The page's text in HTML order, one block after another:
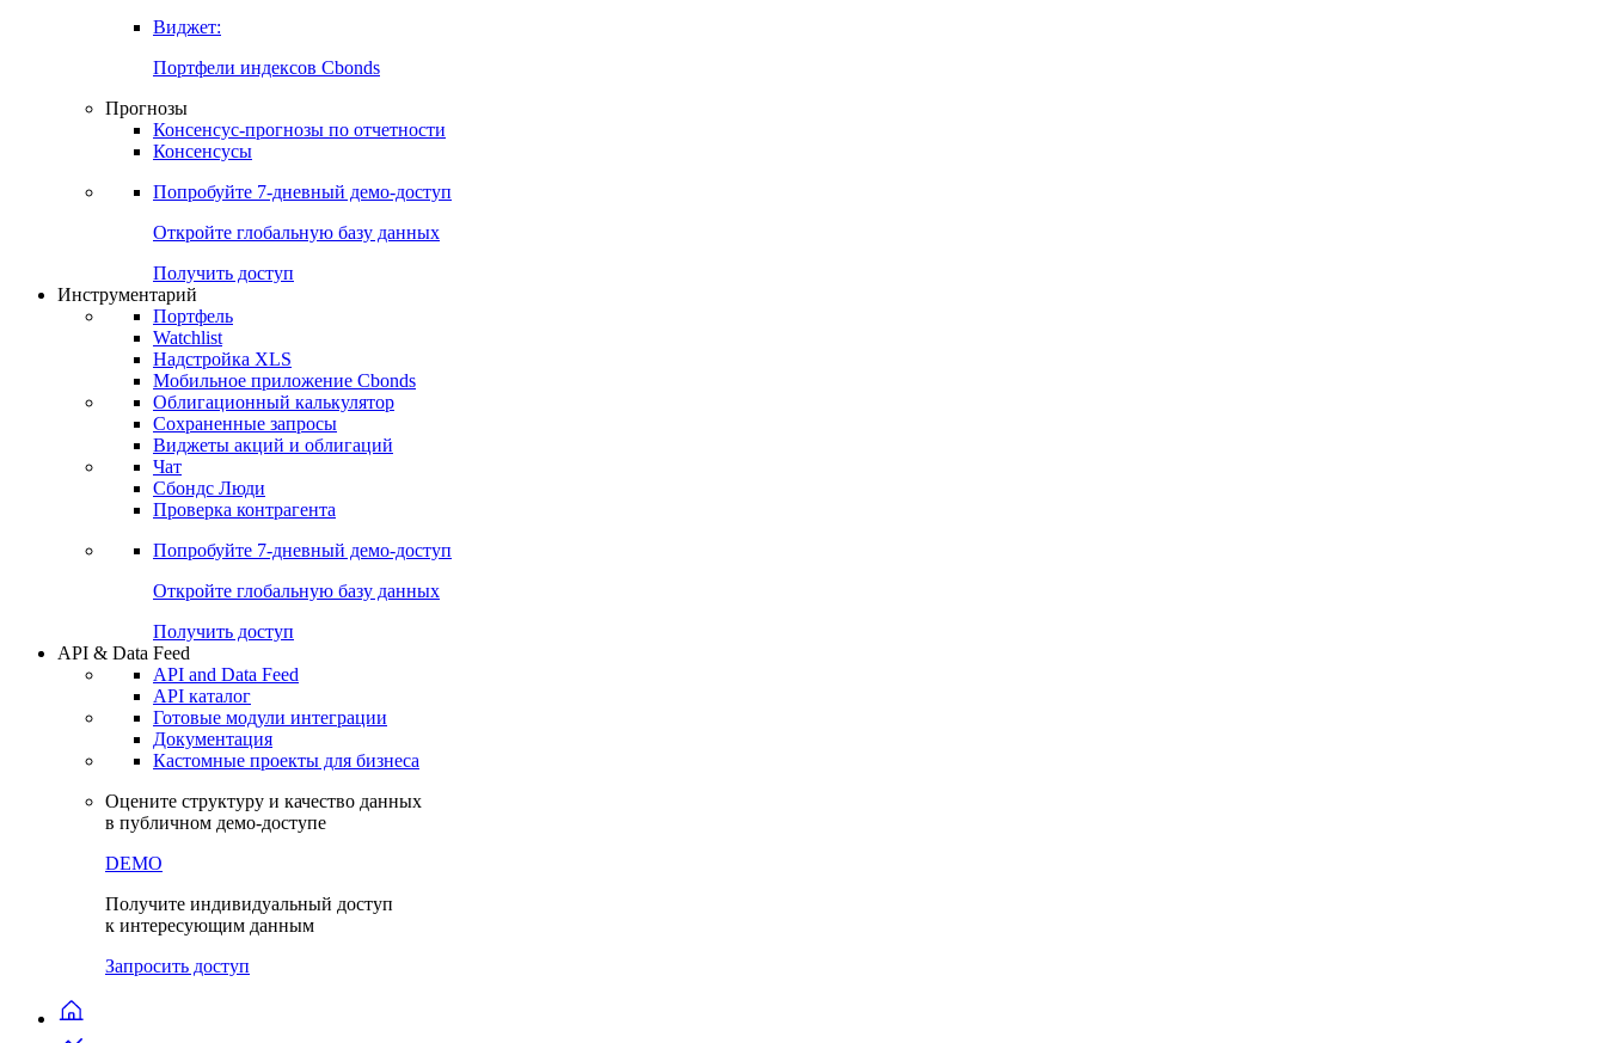
Бензин
Commodities
Soft Commodities
Виджет:
Портфели индексов Cbonds
Прогнозы
Консенсус-прогнозы по отчетности
Консенсусы
Попробуйте7-дневный
Откройте глобальную базу данных
Получить доступ
Инструментарий
Портфель
Watchlist
Надстройка XLS
Мобильное приложение Cbonds
Облигационный калькулятор
Сохраненные запросы
Виджеты акций и облигаций
Чат
Сбондс Люди
Проверка контрагента
Попробуйте7-дневный
Откройте глобальную базу данных
Получить доступ
API & Data Feed
API and Data Feed
API каталог
Документация
Кастомные проекты для бизнеса
Оцените структуру и качество данных
в публичном демо-доступе
DEMO
Получите индивидуальный доступ